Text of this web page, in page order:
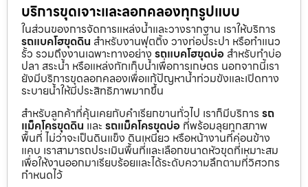
บริการขุดเจาะและลอกคลองทุกรูปแบบ
ในส่วนของการจัดการแหล่งน้ำและวางรากฐาน เราให้บริการ
รถแบคโฮขุดดิน สำหรับงานฟุตติ้ง วางท่อประปา หรือทำแนว
รั้ว รวมถึงงานเฉพาะทางอย่าง รถแบคโฮขุดบ่อ สำหรับทำบ่อ
ปลา สระน้ำ หรือแหล่งกักเก็บน้ำเพื่อการเกษตร นอกจากนี้เรา
ยังมีบริการขุดลอกคลองเพื่อแก้ปัญหาน้ำท่วมขังและเปิดทาง
ระบายน้ำให้มีประสิทธิภาพมากขึ้น
สำหรับลูกค้าที่คุ้นเคยกับคำเรียกขานทั่วไป เราก็มีบริการ รถ
แม็คโครขุดดิน และ รถแม็คโครขุดบ่อ ที่พร้อมลุยทุกสภาพ
พื้นที่ ไม่ว่าจะเป็นดินแข็ง ดินเหนียว หรือหน้างานที่ค่อนข้าง
แคบ เราสามารถประเมินพื้นที่และเลือกขนาดหัวขุดที่เหมาะสม
เพื่อให้งานออกมาเรียบร้อยและได้ระดับความลึกตามที่วิศวกร
กำหนดไว้